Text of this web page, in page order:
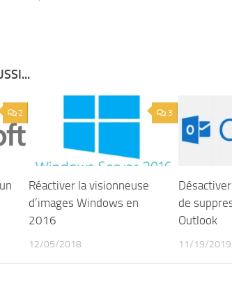
2 3
Réactiver la visionneuse
d’images Windows en
2016
12/05/2018
de
Outlook
11/19/2019